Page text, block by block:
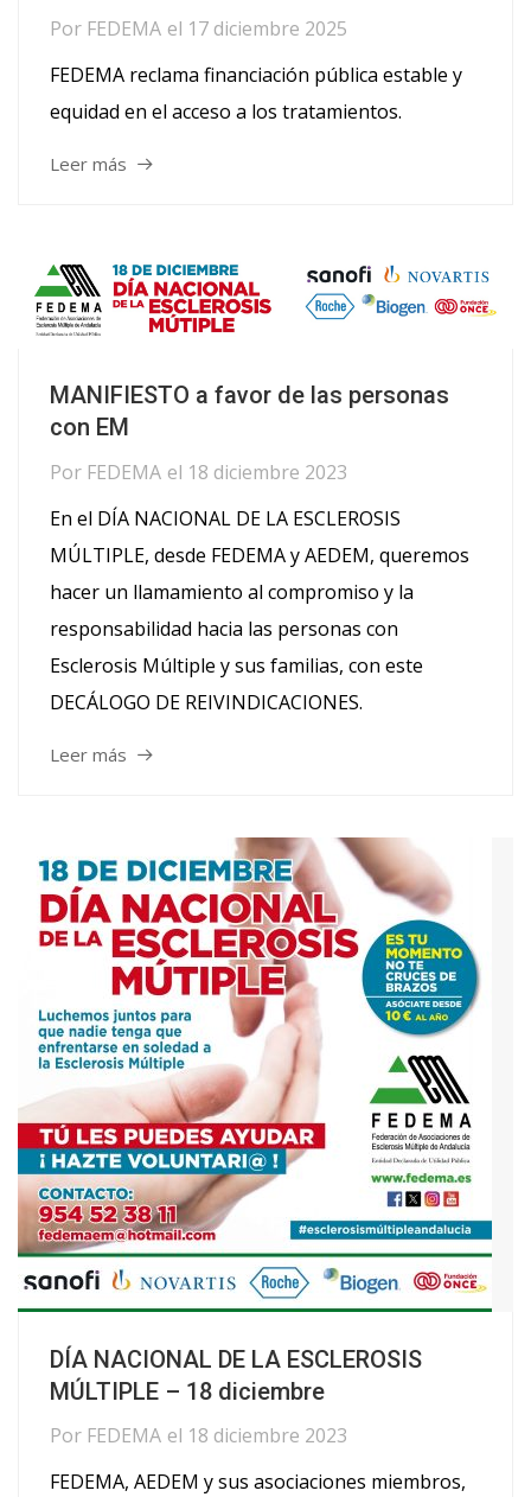
Por FEDEMA el 17 diciembre 2025
FEDEMA reclama financiación pública estable y
equidad en el acceso a los tratamientos.
Leer más
MANIFIESTO a favor de las personas
con EM
Por FEDEMA el 18 diciembre 2023
En el DÍA NACIONAL DE LA ESCLEROSIS
MÚLTIPLE, desde FEDEMA y AEDEM, queremos
hacer un llamamiento al compromiso y la
responsabilidad hacia las personas con
Esclerosis Múltiple y sus familias, con este
DECÁLOGO DE REIVINDICACIONES.
Leer más
DÍA NACIONAL DE LA ESCLEROSIS
MÚLTIPLE – 18 diciembre
Por FEDEMA el 18 diciembre 2023
FEDEMA, AEDEM y sus asociaciones miembros,